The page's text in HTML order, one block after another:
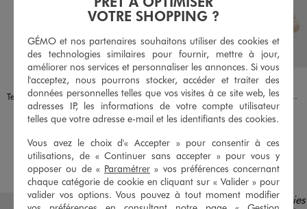
Disponible en 1 coloris
OR
Tennis en toile pailletée à semelle fine femme - Le Temps des Cerises
29,99 €
AJOUTER AU PANIER
Disponible en 1 coloris
BLANC STANDARD
5 MILES
Baskets basses à lacets bicolores femme - 5 Miles
24,99 €
AJOUTERAU PANIER
VOTRE SHOPPING ?
GÉMO et nos partenaires souhaitons utiliser des cookies et
des technologies similaires pour fournir, mettre à jour,
améliorer nos services et personnaliser les annonces. Si vous
l'acceptez, nous pourrons stocker, accéder et traiter des
données personnelles telles que vos visites à ce site web, les
adresses IP, les informations de votre compte utilisateur
telles que votre adresse e-mail et les identifiants des cookies.
Vous avez le choix d'« Accepter » pour consentir à ces
utilisations, de « Continuer sans accepter » pour vous y
opposer ou de « Paramétrer » vos préférences concernant
chaque catégorie de cookie en cliquant sur « Valider » pour
valider vos options. Vous pouvez à tout moment modifier